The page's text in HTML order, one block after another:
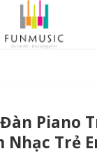
Piano
Nhạc Trẻ